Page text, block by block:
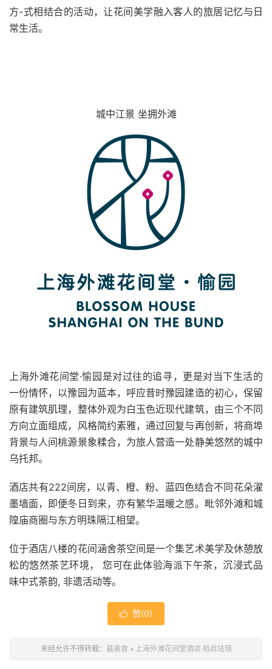
方-式相结合的活动，让花间美学融入客人的旅居记忆与日
常生活。
城中江景 坐拥外滩
上海外滩花间堂·愉园是对过往的追寻，更是对当下生活的
一份情怀，以豫园为蓝本，呼应昔时豫园建造的初心，保留
原有建筑肌理，整体外观为白玉色近现代建筑，由三个不同
方向立面组成，风格简约素雅，通过回复与再创新，将商埠
背景与人间桃源景象糅合，为旅人营造一处静美悠然的城中
乌托邦。
酒店共有222间房，以青、橙、粉、蓝四色结合不同花朵濯
墨墙面，即便冬日到来，亦有繁华温暖之感。毗邻外滩和城
隍庙商圈与东方明珠隔江相望。
位于酒店八楼的花间涵舍茶空间是一个集艺术美学及休憩放
松的悠然茶艺环境， 您可在此体验海派下午茶，沉浸式品
味中式茶韵, 非遗活动等。
 赞(0)
未经允许不得转载： 最美食 » 上海外滩花间堂酒店·掐丝珐琅